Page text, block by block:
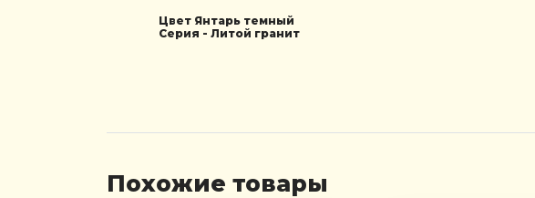
Цвет Янтарь темный
Серия - Литой гранит
Похожие товары